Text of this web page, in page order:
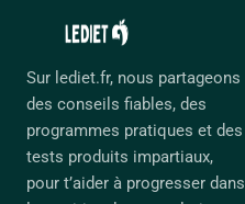
Sur lediet.fr, nous partageons
des conseils fiables, des
programmes pratiques et des
tests produits impartiaux,
pour t’aider à progresser dans